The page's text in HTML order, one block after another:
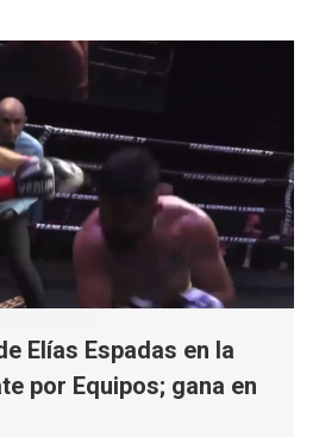
Elías Espadas en la
por Equipos; gana en